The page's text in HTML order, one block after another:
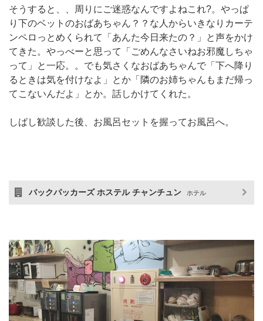
そうすると、、周りにご迷惑なんですよねこれ?。やっぱ
り下のベットのおばあちゃん？？な人からいきなりカーテ
ンペロっとめくられて「あんた今日来たの？」と声をかけ
てきた。やっべーと思って「ごめんなさいねお邪魔しちゃ
って」と一応。。でも気さくなおばあちゃんで「下へ降り
るときは気を付けなよ」とか「隣のお姉ちゃんもまだ帰っ
てこないんだよ」とか。話しかけてくれた。
しばし歓談した後、お風呂セットを握ってお風呂へ。
バックパッカーズ ホステル チャンチュン ホテル